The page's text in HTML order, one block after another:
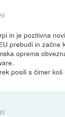
in je pozitivna
prebudi in začne
oprema
posili s čimer